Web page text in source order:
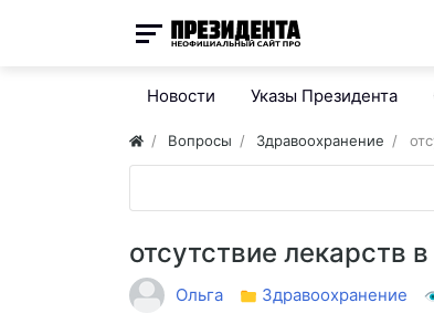
Новости Указы Президента
Вопросы Здравоохранение
отсутствие лекарств
Ольга Здравоохранение